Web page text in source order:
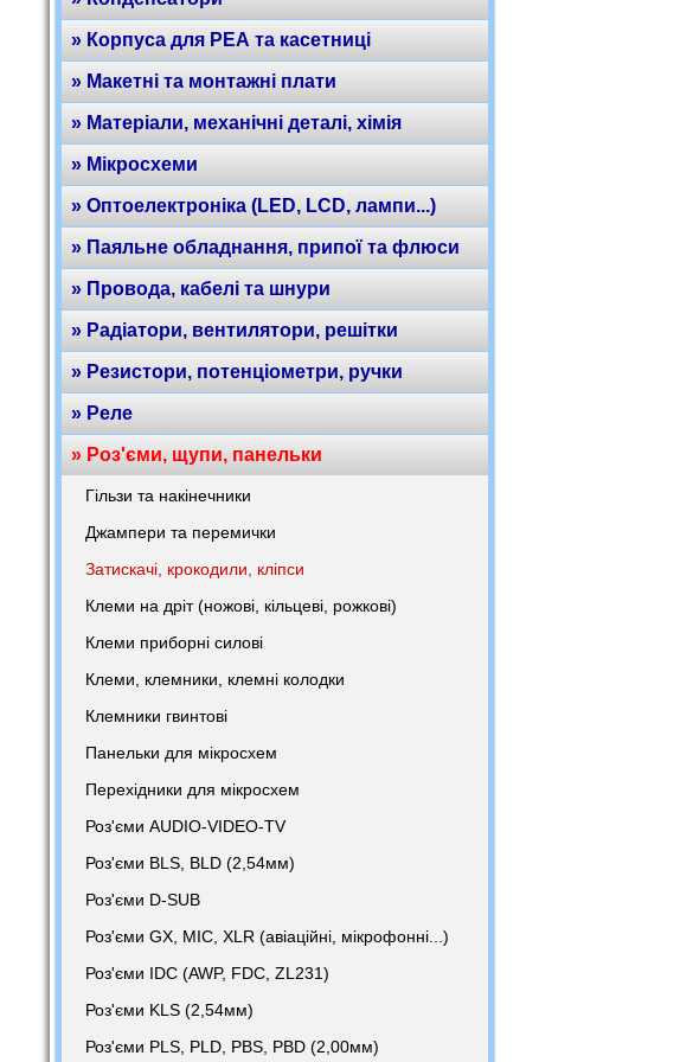
» Корпуса для РЕА та касетниці
» Макетні та монтажні плати
» Матеріали, механічні деталі, хімія
» Мікросхеми
» Оптоелектроніка (LED, LCD, лампи...)
» Паяльне обладнання, припої та флюси
» Провода, кабелі та шнури
» Радіатори, вентилятори, решітки
» Резистори, потенціометри, ручки
» Реле
» Роз'єми, щупи, панельки
Гільзи та накінечники
Джампери та перемички
Затискачі, крокодили, кліпси
Клеми на дріт (ножові, кільцеві, рожкові)
Клеми приборні силові
Клеми, клемники, клемні колодки
Клемники гвинтові
Панельки для мікросхем
Перехідники для мікросхем
Роз'єми AUDIO-VIDEO-TV
Роз'єми BLS, BLD (2,54мм)
Роз'єми D-SUB
Роз'єми GX, MIC, XLR (авіаційні, мікрофонні...)
Роз'єми IDC (AWP, FDC, ZL231)
Роз'єми KLS (2,54мм)
Роз'єми PLS, PLD, PBS, PBD (2,00мм)